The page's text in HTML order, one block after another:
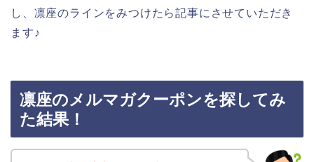
し、凛座のラインをみつけたら記事にさせていただき
ます♪
凛座のメルマガクーポンを探してみ
た結果！